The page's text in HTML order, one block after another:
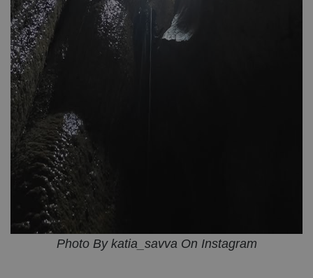
Photo By katia_savva On Instagram